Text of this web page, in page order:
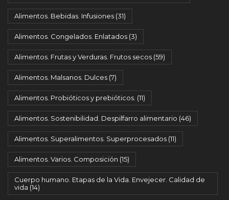
Alimentos. Bebidas. Infusiones (31)
Alimentos. Congelados. Enlatados (3)
Alimentos. Frutas y Verduras. Frutos secos (59)
Alimentos. Malsanos. Dulces (7)
Alimentos. Probióticos y prebióticos. (11)
Alimentos. Sostenibilidad. Despilfarro alimentario (46)
Alimentos. Superalimentos. Superprocesados (11)
Alimentos. Varios. Composición (15)
Cuerpo humano. Etapas de la Vida. Envejecer. Calidad de
vida (14)